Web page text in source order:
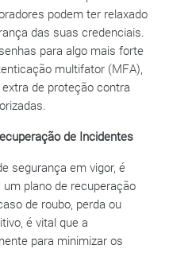
podem ter relaxado
das suas credenciais.
para algo mais forte
multifator (MFA),
de proteção contra
de Incidentes
segurança em vigor, é
plano de recuperação
de roubo, perda ou
é vital que a
para minimizar os